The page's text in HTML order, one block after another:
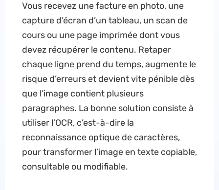
Vous recevez une facture en photo, une
capture d’écran d’un tableau, un scan de
cours ou une page imprimée dont vous
devez récupérer le contenu. Retaper
chaque ligne prend du temps, augmente le
risque d’erreurs et devient vite pénible dès
que l’image contient plusieurs
paragraphes. La bonne solution consiste à
utiliser l’OCR, c’est-à-dire la
reconnaissance optique de caractères,
pour transformer l’image en texte copiable,
consultable ou modifiable.